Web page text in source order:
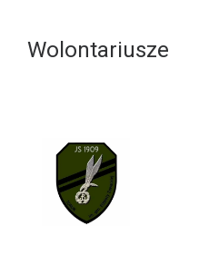
Wolontariusze